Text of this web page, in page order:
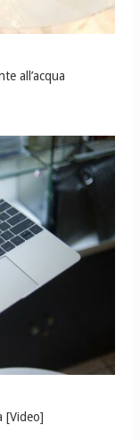
all’acqua
[Video]